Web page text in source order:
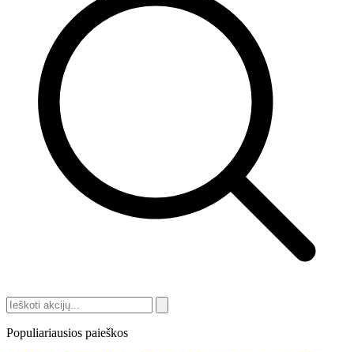
Populiariausios paieškos